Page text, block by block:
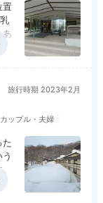
置
あ
の旅行時期 2023年2月
カップル・夫婦
た